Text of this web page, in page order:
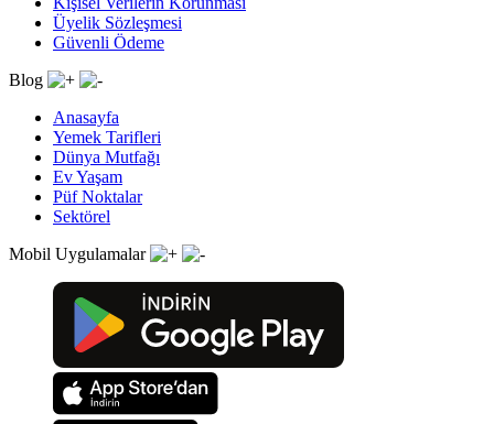
Üyelik Sözleşmesi
Güvenli Ödeme
Blog
Anasayfa
Yemek Tarifleri
Dünya Mutfağı
Ev Yaşam
Püf Noktalar
Sektörel
Mobil Uygulamalar